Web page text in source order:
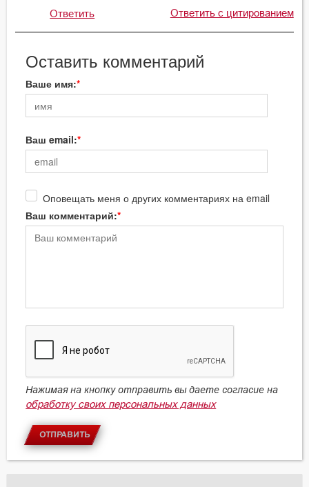
Ответить Ответить с цитированием
Оставить комментарий
Ваше имя:
Ваш email:
Оповещать меня о других комментариях на email
Ваш комментарий:
Нажимая на кнопку отправить вы даете согласие на
обработку своих персональных данных
ОТПРАВИТЬ